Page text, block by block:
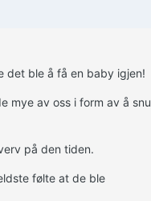
det ble å få en baby igjen!
mye av oss i form av å snu
på den tiden.
følte at de ble